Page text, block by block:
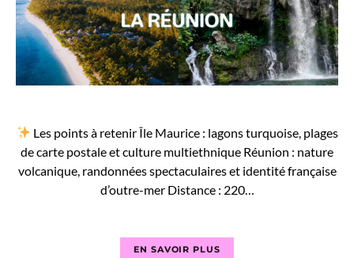
Les points à retenir Île Maurice : lagons turquoise, plages
de carte postale et culture multiethnique Réunion : nature
volcanique, randonnées spectaculaires et identité française
d’outre-mer Distance : 220…
EN SAVOIR PLUS